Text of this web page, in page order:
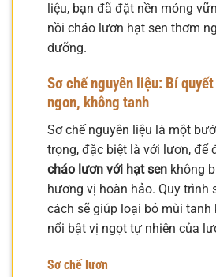
liệu, bạn đã đặt nền móng
nồi cháo lươn hạt sen thơm
dưỡng.
Sơ chế nguyên liệu: Bí
ngon, không tanh
Sơ chế nguyên liệu là một
trọng, đặc biệt là với lươn, để
cháo lươn với hạt sen không
hương vị hoàn hảo. Quy trình
cách sẽ giúp loại bỏ mùi tanh
nổi bật vị ngọt tự nhiên của
Sơ chế lươn